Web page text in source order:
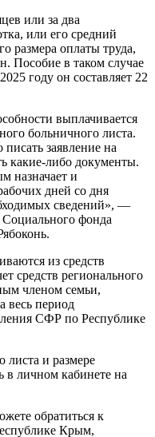
или за два
или его средний
размера оплаты труда,
Пособие в таком случае
году он составляет 22
выплачивается
больничного листа.
заявление на
какие-либо документы.
назначает и
дней со дня
сведений», —
фонда
из средств
средств регионального
членом семьи,
весь период
СФР по Республике
листа и размере
в личном кабинете на
обратиться к
Крым,